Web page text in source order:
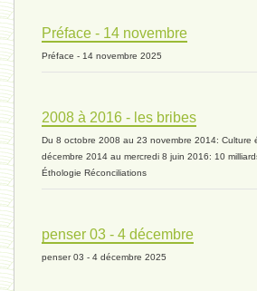
univers 11 - 28 mars 2024*
Préface - 14 novembre
Préface - 14 novembre 2025
2008 à 2016 - les bribes
Du 8 octobre 2008 au 23 novembre 2014: Culture
décembre 2014 au mercredi 8 juin 2016: 10
Éthologie Réconciliations
penser 03 - 4 décembre
penser 03 - 4 décembre 2025